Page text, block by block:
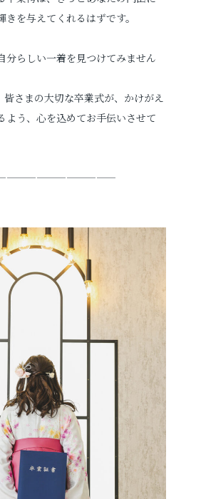
を与えてくれるはずです。
分らしい一着を見つけてみません
さまの大切な卒業式が、かけがえ
よう、心を込めてお手伝いさせて